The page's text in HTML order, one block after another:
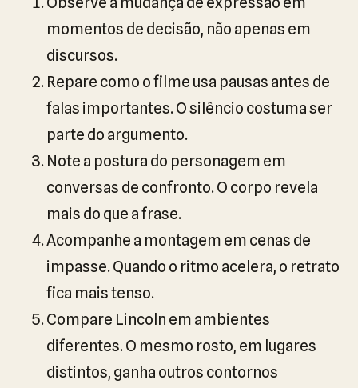
momentos de decisão, não apenas em
discursos.
Repare como o filme usa pausas antes de
falas importantes. O silêncio costuma ser
parte do argumento.
Note a postura do personagem em
conversas de confronto. O corpo revela
mais do que a frase.
Acompanhe a montagem em cenas de
impasse. Quando o ritmo acelera, o retrato
fica mais tenso.
Compare Lincoln em ambientes
diferentes. O mesmo rosto, em lugares
distintos, ganha outros contornos